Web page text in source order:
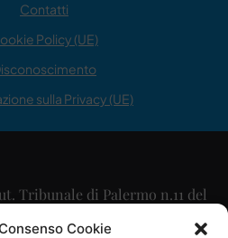
Cookie
Contatti
Policy (UE)
sulla Privacy (UE)
Tribunale di Palermo n.11 del
09/2015